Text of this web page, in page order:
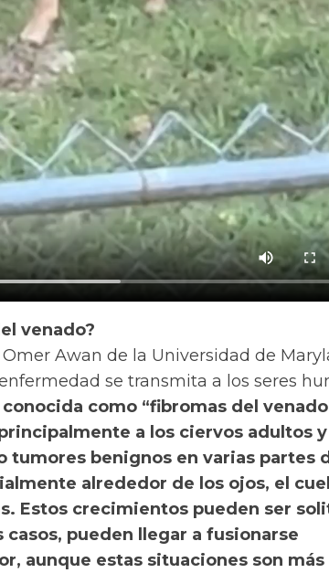
venado?
Awan de la Universidad de
se transmita a los seres
como “fibromas del
a los ciervos adultos y
tumores benignos en varias partes
alrededor de los ojos, el
Estos crecimientos pueden ser
casos, pueden llegar a fusionarse
aunque estas situaciones son más